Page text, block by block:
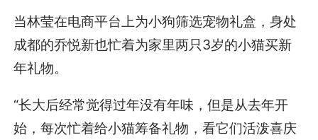
当林莹在电商平台上为小狗筛选宠物礼盒，身处
成都的乔悦新也忙着为家里两只3岁的小猫买新
年礼物。
“长大后经常觉得过年没有年味，但是从去年开
始，每次忙着给小猫筹备礼物，看它们活泼喜庆